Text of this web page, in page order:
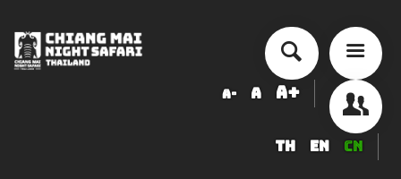
A- A A+
TH EN CN